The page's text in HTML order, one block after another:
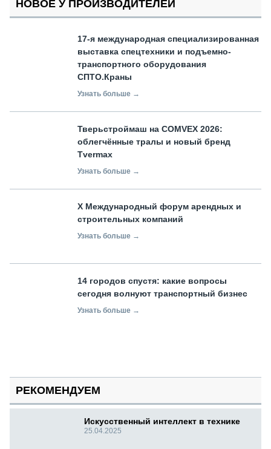
НОВОЕ У ПРОИЗВОДИТЕЛЕЙ
17-я международная специализированная
выставка спецтехники и подъемно-
транспортного оборудования
СПТО.Краны
Узнать больше →
Тверьстроймаш на COMVEX 2026:
облегчённые тралы и новый бренд
Tvermax
Узнать больше →
X Международный форум арендных и
строительных компаний
Узнать больше →
14 городов спустя: какие вопросы
сегодня волнуют транспортный бизнес
Узнать больше →
РЕКОМЕНДУЕМ
Искусственный интеллект в технике
25.04.2025